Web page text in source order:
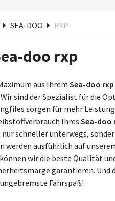
SEA-DOO RXP
doo rxp
aus Ihrem Sea-doo rxp
sind der Spezialist für die
sorgen für mehr
Ihres Sea-doo
schneller unterwegs,
werden ausführlich auf
wir die beste Qualität
garantieren. Und
Fahrspaß!